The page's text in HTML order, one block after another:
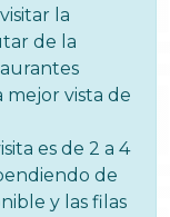
la
de la
mejor vista de
es de 2 a 4
de
y las filas